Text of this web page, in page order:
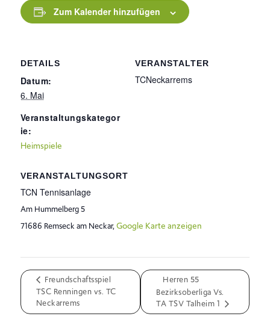
Zum Kalender hinzufügen
DETAILS
Datum:
6. Mai
Veranstaltungskategor
ie:
Heimspiele
VERANSTALTUNGSORT
TCN Tennisanlage
Am Hummelberg 5
71686 Remseck am Neckar, Google Karte anzeigen
VERANSTALTER
TCNeckarrems
Freundschaftsspiel
TSC Renningen vs. TC
Neckarrems
Herren 55
Bezirksoberliga Vs.
TA TSV Talheim 1